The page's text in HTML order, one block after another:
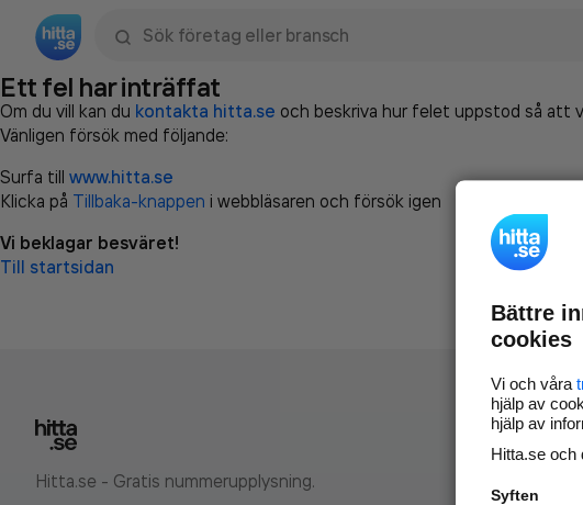
Ett fel har inträffat
Om du vill kan du kontakta hitta.se och beskriva hur felet uppstod så att
Vänligen försök med följande:
Surfa till www.hitta.se
Klicka på Tillbaka-knappen i webbläsaren och försök igen
Vi beklagar besväret!
Till startsidan
Hitta.se - Gratis nummerupplysning.
Bättre
cookies
Vi och våra
hjälp av
hjälp av
Hitta.se och
Syften